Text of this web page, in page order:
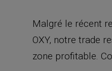
Malgré le récent
OXY, notre trade
zone profitable.